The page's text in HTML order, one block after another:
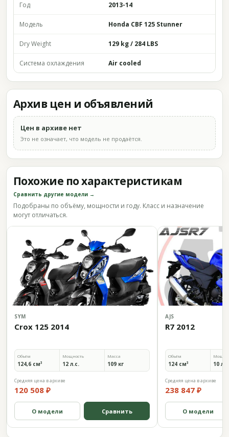
Год 2013-14
Модель Honda CBF 125 Stunner
Dry Weight 129 kg / 284 LBS
Система охлаждения Air cooled
Архив цен и объявлений
Цен в архиве нет
Это не означает, что модель не продаётся.
Похожие по характеристикам
Сравнить другие модели →
Подобраны по объёму, мощности и году. Класс и назначение
могут отличаться.
SYM
Crox 125 2014
Объём
124,6 см³
Мощность
12 л.с.
Масса
109 кг
Средняя цена в архиве
120 508 ₽
О модели Сравнить
AJS
R7 2012
Объём
124 см³ 10
Средняя цена в архиве
238 847 ₽
О модели